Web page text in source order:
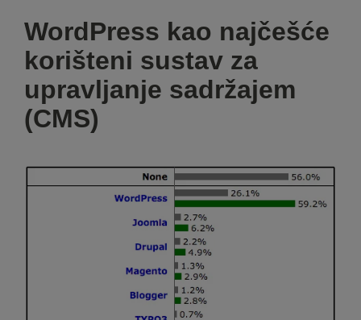
WordPress kao najčešće
korišteni sustav za
upravljanje sadržajem
(CMS)